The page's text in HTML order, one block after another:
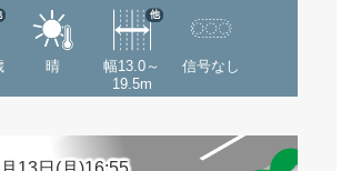
晴
幅13.0～
19.5m
他
信号なし